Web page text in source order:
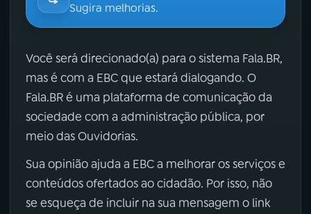
Sugira melhorias.
Você será direcionado(a) para o sistema Fala.BR,
mas é com a EBC que estará dialogando. O
Fala.BR é uma plataforma de comunicação da
sociedade com a administração pública, por
meio das Ouvidorias.
Sua opinião ajuda a EBC a melhorar os serviços e
conteúdos ofertados ao cidadão. Por isso, não
se esqueça de incluir na sua mensagem o link